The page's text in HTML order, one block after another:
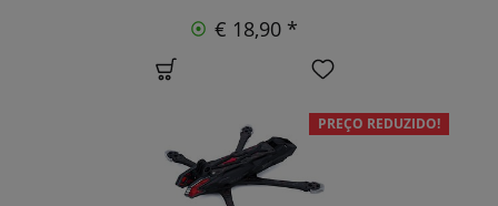
€ 18,90 *
PREÇO REDUZIDO!